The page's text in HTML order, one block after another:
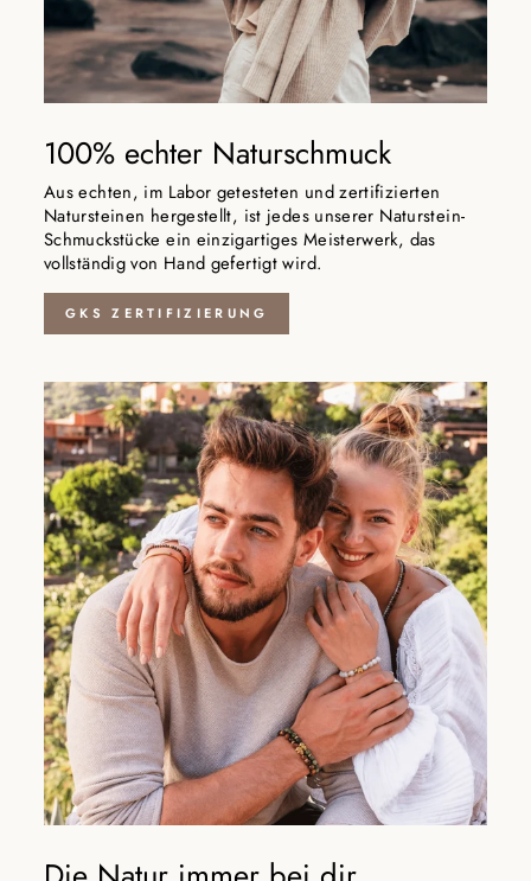
100% echter Naturschmuck
Aus echten, im Labor getesteten und zertifizierten
Natursteinen hergestellt, ist jedes unserer Naturstein-
Schmuckstücke ein einzigartiges Meisterwerk, das
vollständig von Hand gefertigt wird.
GKS ZERTIFIZIERUNG